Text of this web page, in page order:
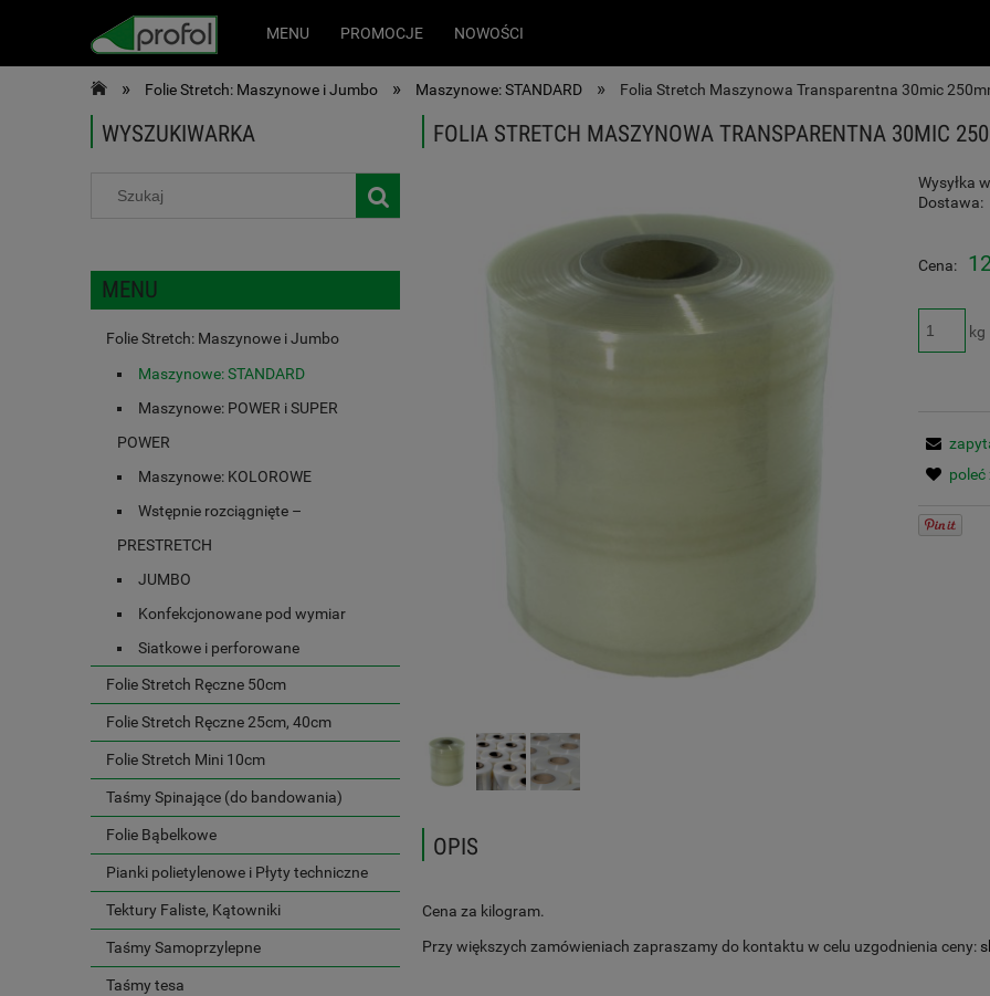
MENU PROMOCJE NOWOŚCI
» Folie Stretch: Maszynowe i Jumbo » Maszynowe: STANDARD » Folia Stretch Maszynowa Transparentna 30mic
WYSZUKIWARKA
MENU
Folie Stretch: Maszynowe i Jumbo
Maszynowe: STANDARD
Maszynowe: POWER i SUPER
POWER
Maszynowe: KOLOROWE
Wstępnie rozciągnięte –
PRESTRETCH
JUMBO
Konfekcjonowane pod wymiar
Siatkowe i perforowane
Folie Stretch Ręczne 50cm
Folie Stretch Ręczne 25cm, 40cm
Folie Stretch Mini 10cm
Taśmy Spinające (do bandowania)
Folie Bąbelkowe
Pianki polietylenowe i Płyty techniczne
Tektury Faliste, Kątowniki
Taśmy Samoprzylepne
Taśmy tesa
FOLIA STRETCH MASZYNOWA TRANSPARENTNA 30MIC
Wysyłka
Dostawa:
Cena:
kg
OPIS
Cena za kilogram.
Przy większych zamówieniach zapraszamy do kontaktu w celu uzgodnienia ceny: